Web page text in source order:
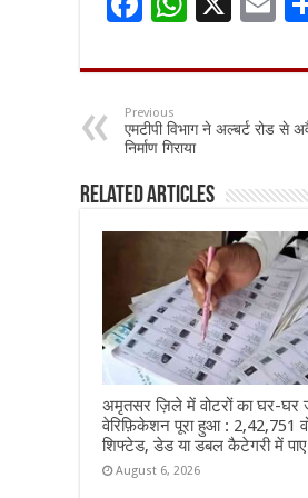
e
b
o
o
at
sA
p
p
ai
l
Previous
एमटीपी विभाग ने अल्बर्ट रोड से
निर्माण गिराया
Related Articles
अमृतसर ज़िले में वोटरों का घर-घर
वेरिफ़िकेशन पूरा हुआ : 2,42,751
शिफ्टेड, डेड या डबल कैटेगरी में
August 6, 2026